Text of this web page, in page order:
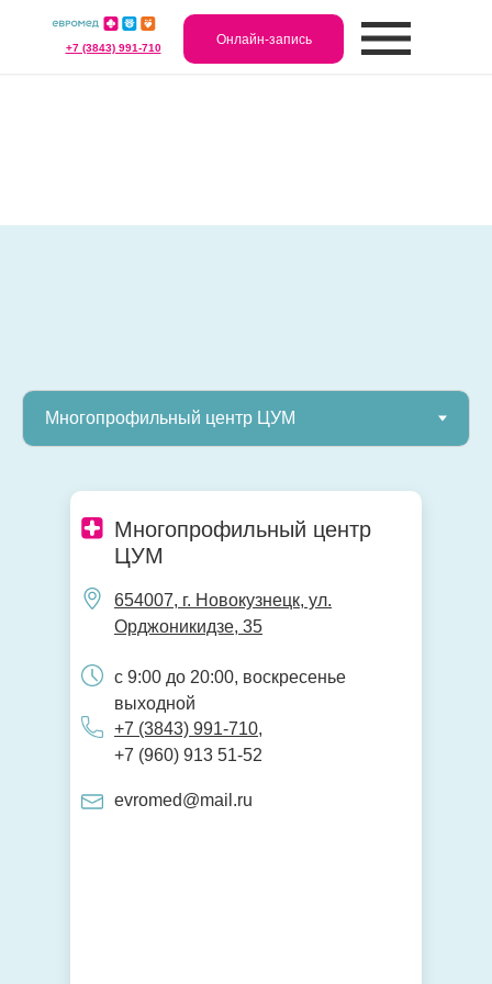
+7 (3843) 991-710
Онлайн-запись
Многопрофильный центр
ЦУМ
654007, г. Новокузнецк, ул.
Орджоникидзе, 35
с 9:00 до 20:00, воскресенье
выходной
+7 (3843) 991-710,
+7 (960) 913 51-52
evromed@mail.ru